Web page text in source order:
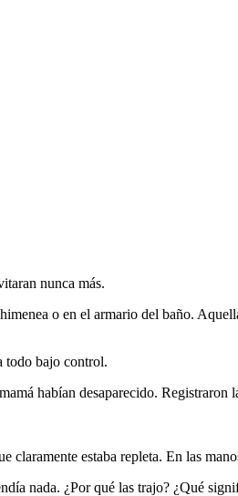
nunca más.
o en el armario del baño.
todo bajo control.
habían desaparecido.
claramente estaba repleta. En las
nada. ¿Por qué las trajo? ¿Qué